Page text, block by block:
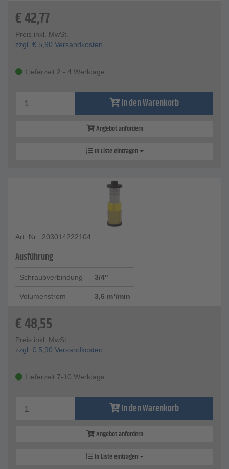
€42,77
Preis inkl. MwSt.
zzgl. € 5,90 Versandkosten
Lieferzeit 2 - 4 Werktage
In den Warenkorb
Angebot anfordern
In Liste eintragen
Art. Nr.: 203014222104
Ausführung
Schraubverbindung 3/4"
Volumenstrom 3,6 m³/min
€48,55
Preis inkl. MwSt.
zzgl. € 5,90 Versandkosten
Lieferzeit 7-10 Werktage
In den Warenkorb
Angebot anfordern
In Liste eintragen